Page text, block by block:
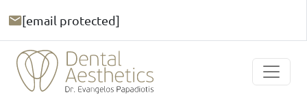
[email protected]